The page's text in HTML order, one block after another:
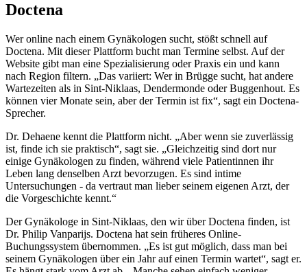
Doctena
Wer online nach einem Gynäkologen sucht, stößt schnell auf
Doctena. Mit dieser Plattform bucht man Termine selbst. Auf der
Website gibt man eine Spezialisierung oder Praxis ein und kann
nach Region filtern. „Das variiert: Wer in Brügge sucht, hat andere
Wartezeiten als in Sint-Niklaas, Dendermonde oder Buggenhout. Es
können vier Monate sein, aber der Termin ist fix“, sagt ein Doctena-
Sprecher.
Dr. Dehaene kennt die Plattform nicht. „Aber wenn sie zuverlässig
ist, finde ich sie praktisch“, sagt sie. „Gleichzeitig sind dort nur
einige Gynäkologen zu finden, während viele Patientinnen ihr
Leben lang denselben Arzt bevorzugen. Es sind intime
Untersuchungen - da vertraut man lieber seinem eigenen Arzt, der
die Vorgeschichte kennt.“
Der Gynäkologe in Sint-Niklaas, den wir über Doctena finden, ist
Dr. Philip Vanparijs. Doctena hat sein früheres Online-
Buchungssystem übernommen. „Es ist gut möglich, dass man bei
seinem Gynäkologen über ein Jahr auf einen Termin wartet“, sagt er.